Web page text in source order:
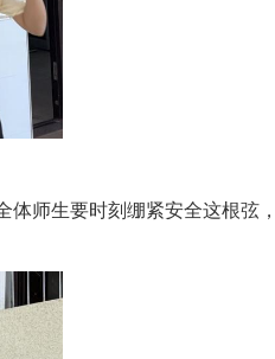
师生要时刻绷紧安全这根弦